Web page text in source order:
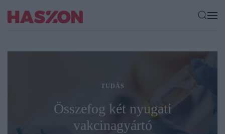
TUDÁS
Összefog két nyugati
vakcinagyártó